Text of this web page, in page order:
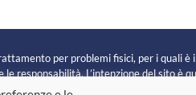
per problemi fisici, per i quali è
responsabilità. L’intenzione del sito